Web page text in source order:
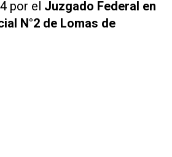
por el Juzgado Federal en
N°2 de Lomas de